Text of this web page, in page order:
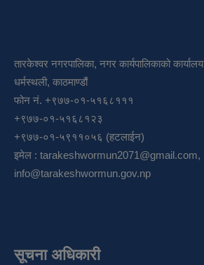
तारकेश्वर नगरपालिका, नगर कार्यपालिकाको कार्यालय
धर्मस्थली, काठमाण्डौं
फोन नं. +९७७-०१-५१६८१११
+९७७-०१-५१६८१२३
+९७७-०१-५९११०५६ (हटलाईन)
इमेल : tarakeshwormun2071@gmail.com,
info@tarakeshwormun.gov.np
सूचना अधिकारी